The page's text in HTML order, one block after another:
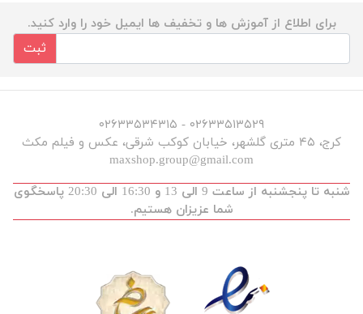
برای اطلاع از آموزش ها و تخفیف ها ایمیل خود را وارد کنید.
ثبت
۰۲۶۳۳۵۱۳۵۲۹ - ۰۲۶۳۳۵۳۴۳۱۵
کرج، ۴۵ متری گلشهر، خیابان کوکب شرقی، عکس و فیلم مکث
maxshop.group@gmail.com
شنبه تا پنجشنبه از ساعت 9 الی 13 و 16:30 الی 20:30 پاسخگوی
شما عزیزان هستیم.